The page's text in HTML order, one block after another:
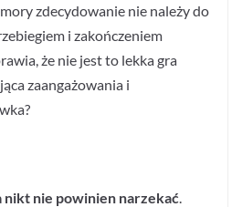
zdecydowanie nie należy do
i zakończeniem
że nie jest to lekka gra
zaangażowania i
nikt nie powinien narzekać